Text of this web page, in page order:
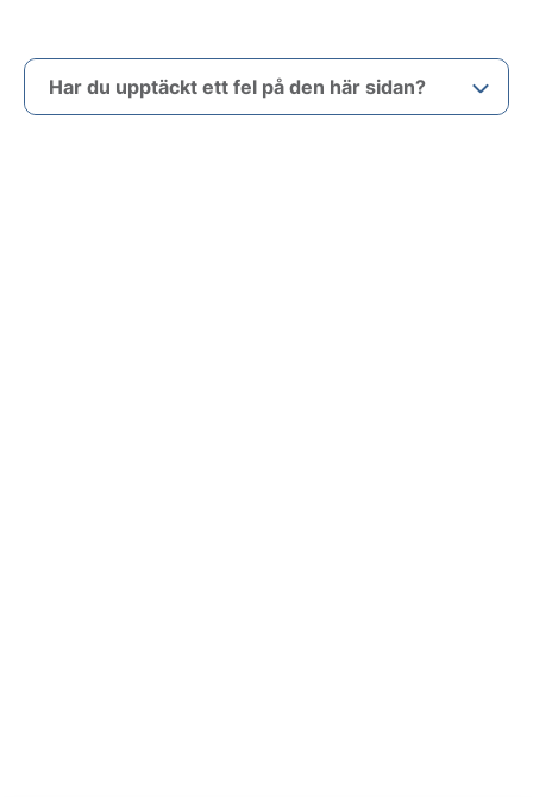
Har du upptäckt ett fel på den här sidan?